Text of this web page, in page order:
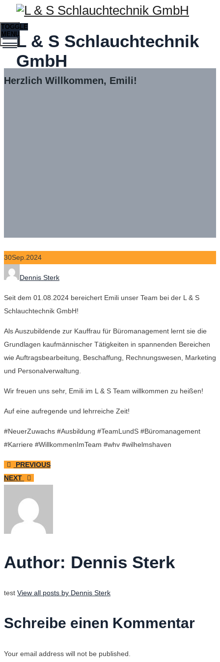
L & S Schlauchtechnik
GmbH
TOGGLE
MENU
Herzlich Willkommen, Emili!
30Sep. 2024
Dennis Sterk
Seit dem 01.08.2024 bereichert Emili unser Team bei der L & S
Schlauchtechnik GmbH!
Als Auszubildende zur Kauffrau für Büromanagement lernt sie die
Grundlagen kaufmännischer Tätigkeiten in spannenden Bereichen
wie Auftragsbearbeitung, Beschaffung, Rechnungswesen, Marketing
und Personalverwaltung.
Wir freuen uns sehr, Emili im L & S Team willkommen zu heißen!
Auf eine aufregende und lehrreiche Zeit!
#NeuerZuwachs #Ausbildung #TeamLundS #Büromanagement
#Karriere #WillkommenImTeam #whv #wilhelmshaven
PREVIOUS
NEXT
Author: Dennis Sterk
test View all posts by Dennis Sterk
Schreibe einen Kommentar
Your email address will not be published.